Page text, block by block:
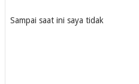
Sampai saat ini saya tidak